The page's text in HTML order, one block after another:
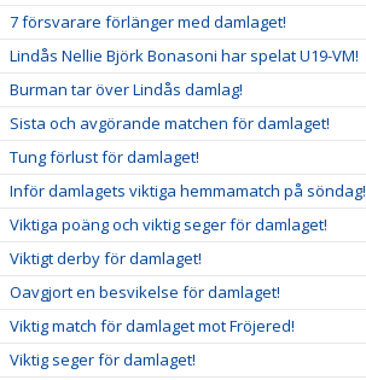
7 försvarare förlänger med damlaget!
Lindås Nellie Björk Bonasoni har spelat U19-VM!
Burman tar över Lindås damlag!
Sista och avgörande matchen för damlaget!
Tung förlust för damlaget!
Inför damlagets viktiga hemmamatch på söndag!
Viktiga poäng och viktig seger för damlaget!
Viktigt derby för damlaget!
Oavgjort en besvikelse för damlaget!
Viktig match för damlaget mot Fröjered!
Viktig seger för damlaget!